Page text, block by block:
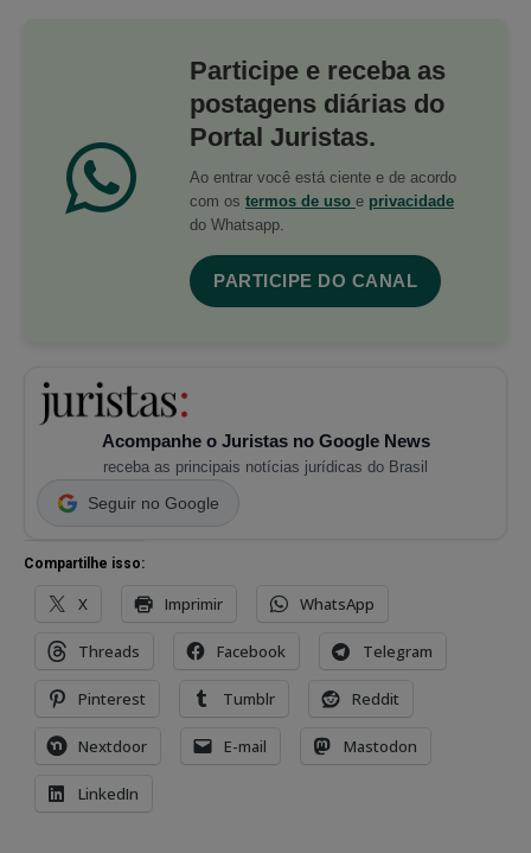
Participe e receba as
postagens diárias do
Portal Juristas.
Ao entrar você está ciente e de acordo
com os termos de uso e privacidade
do Whatsapp.
PARTICIPE DO CANAL
Acompanhe o Juristas no Google News
receba as principais notícias jurídicas do Brasil
Seguir no Google
Compartilhe isso:
X Imprimir WhatsApp
Threads Facebook Telegram
Pinterest Tumblr Reddit
Nextdoor E-mail Mastodon
LinkedIn